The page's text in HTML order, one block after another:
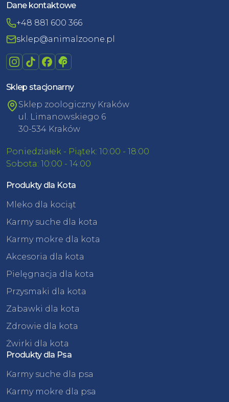
Dane kontaktowe
+48 881 600 366
sklep@animalzoone.pl
Sklep stacjonarny
Sklep zoologiczny Kraków
ul. Limanowskiego 6
30-534 Kraków
Poniedziałek - Piątek: 10:00 - 18:00
Sobota: 10:00 - 14:00
Produkty dla Kota
Mleko dla kociąt
Karmy suche dla kota
Karmy mokre dla kota
Akcesoria dla kota
Pielęgnacja dla kota
Przysmaki dla kota
Zabawki dla kota
Zdrowie dla kota
Żwirki dla kota
Produkty dla Psa
Karmy suche dla psa
Karmy mokre dla psa